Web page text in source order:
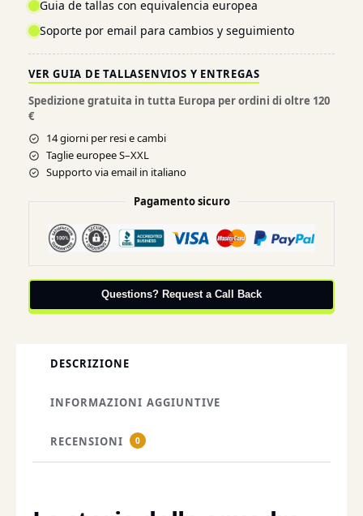
Guia de tallas con equivalencia europea
Soporte por email para cambios y seguimiento
VER GUIA DE TALLASENVIOS Y ENTREGAS
Spedizione gratuita in tutta Europa per ordini di oltre 120
€
14 giorni per resi e cambi
Taglie europee S–XXL
Supporto via email in italiano
Pagamento sicuro
Questions? Request a Call Back
DESCRIZIONE
INFORMAZIONI AGGIUNTIVE
RECENSIONI 0